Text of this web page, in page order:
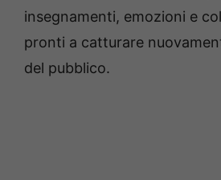
insegnamenti, emozioni e
pronti a catturare
del pubblico.